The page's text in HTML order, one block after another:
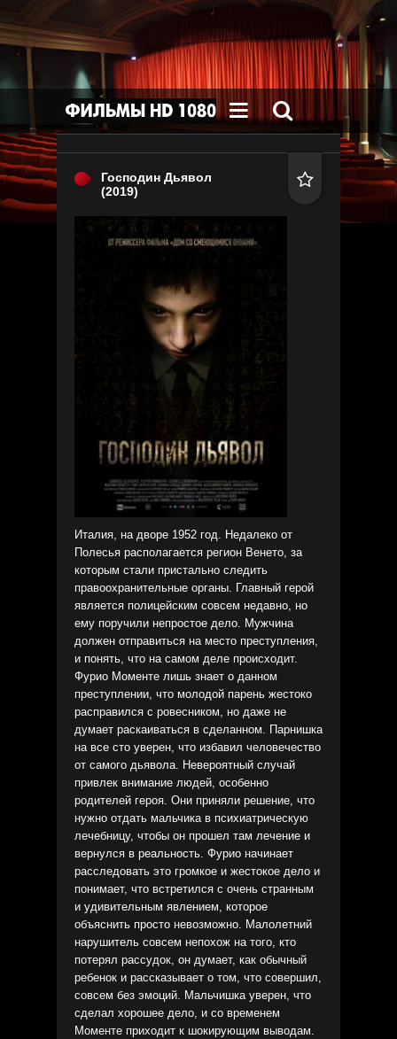
 
Господин Дьявол
(2019)

Италия, на дворе 1952 год. Недалеко от
Полесья располагается регион Венето, за
которым стали пристально следить
правоохранительные органы. Главный герой
является полицейским совсем недавно, но
ему поручили непростое дело. Мужчина
должен отправиться на место преступления,
и понять, что на самом деле происходит.
Фурио Моменте лишь знает о данном
преступлении, что молодой парень жестоко
расправился с ровесником, но даже не
думает раскаиваться в сделанном. Парнишка
на все сто уверен, что избавил человечество
от самого дьявола. Невероятный случай
привлек внимание людей, особенно
родителей героя. Они приняли решение, что
нужно отдать мальчика в психиатрическую
лечебницу, чтобы он прошел там лечение и
вернулся в реальность. Фурио начинает
расследовать это громкое и жестокое дело и
понимает, что встретился с очень странным
и удивительным явлением, которое
объяснить просто невозможно. Малолетний
нарушитель совсем непохож на того, кто
потерял рассудок, он думает, как обычный
ребенок и рассказывает о том, что совершил,
совсем без эмоций. Мальчишка уверен, что
сделал хорошее дело, и со временем
Моменте приходит к шокирующим выводам.